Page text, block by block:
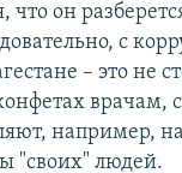
что он
с
– это не
врачам,
например,
"своих" людей.